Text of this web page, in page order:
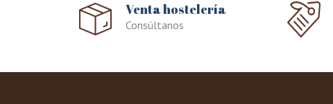
Venta hostelería
Consúltanos